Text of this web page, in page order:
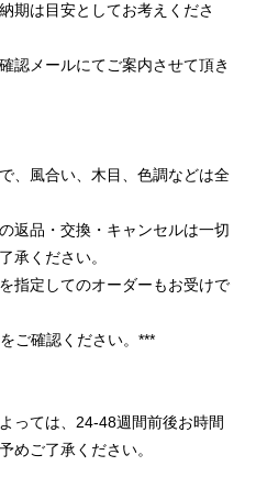
期は目安としてお考えくださ
認メールにてご案内させて頂き
、風合い、木目、色調などは全
返品・交換・キャンセルは一切
承ください。
指定してのオーダーもお受けで
ご確認ください。***
っては、24-48週間前後お時間
めご了承ください。